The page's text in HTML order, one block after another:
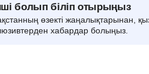
болып біліп отырыңыз
өзекті жаңалықтарынан,
хабардар болыңыз.